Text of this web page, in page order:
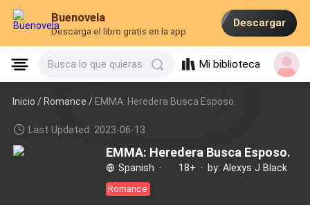
Buenovela
Descarga el libro gratis en la app
Descargar
Busca lo que quieras Mi biblioteca
Inicio /Romance / EMMA: Heredera Busca Esposo.
Last Updated: 2023-06-13
EMMA: Heredera Busca Esposo.
Spanish · 18+ · by: Alexys J Black
Romance